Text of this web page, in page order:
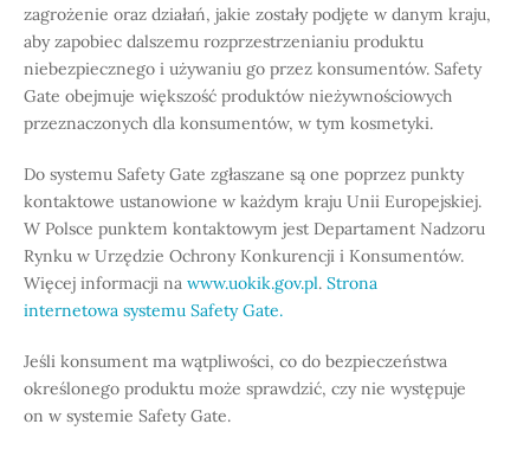
zagrożenie oraz działań, jakie zostały podjęte w danym kraju,
aby zapobiec dalszemu rozprzestrzenianiu produktu
niebezpiecznego i używaniu go przez konsumentów. Safety
Gate obejmuje większość produktów nieżywnościowych
przeznaczonych dla konsumentów, w tym kosmetyki.
Do systemu Safety Gate zgłaszane są one poprzez punkty
kontaktowe ustanowione w każdym kraju Unii Europejskiej.
W Polsce punktem kontaktowym jest Departament Nadzoru
Rynku w Urzędzie Ochrony Konkurencji i Konsumentów.
Więcej informacji na www.uokik.gov.pl. Strona
internetowa systemu Safety Gate.
Jeśli konsument ma wątpliwości, co do bezpieczeństwa
określonego produktu może sprawdzić, czy nie występuje
on w systemie Safety Gate.